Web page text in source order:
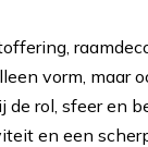
vorm, maar
de rol, sfeer en
en een